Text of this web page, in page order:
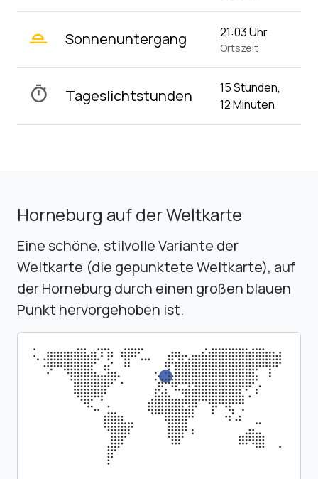
wb_twilight_2 Sonnenuntergang 21:03 Uhr
Ortszeit
timer Tageslichtstunden
15 Stunden,
12 Minuten
Horneburg auf der Weltkarte
Eine schöne, stilvolle Variante der
Weltkarte (die gepunktete Weltkarte), auf
der Horneburg durch einen großen blauen
Punkt hervorgehoben ist.